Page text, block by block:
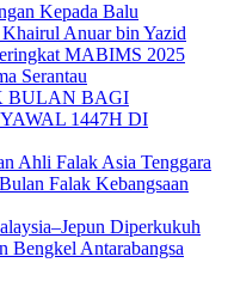
Kepada Balu
Anuar bin Yazid
MABIMS 2025
Serantau
BULAN BAGI
1447H DI
Ahli Falak Asia Tenggara
Falak Kebangsaan
Diperkukuh
Bengkel Antarabangsa